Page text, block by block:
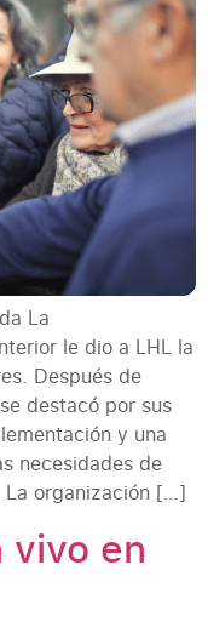
La
le dio a LHL la
Después de
destacó por sus
y una
necesidades de
La organización […]
vivo en